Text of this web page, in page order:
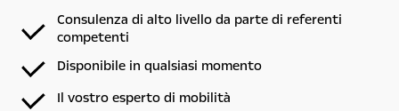
Consulenza di alto livello da parte di referenti
competenti
Disponibile in qualsiasi momento
Il vostro esperto di mobilità